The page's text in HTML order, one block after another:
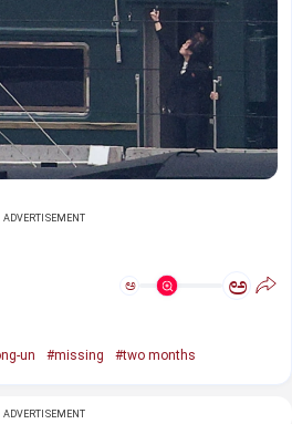
ADVERTISEMENT
ಅ ಅ
un #missing #two months
ADVERTISEMENT